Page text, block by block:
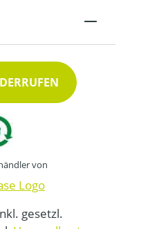
von
gesetzl.